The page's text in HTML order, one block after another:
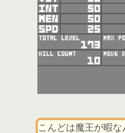
こんどは魔王が暇な